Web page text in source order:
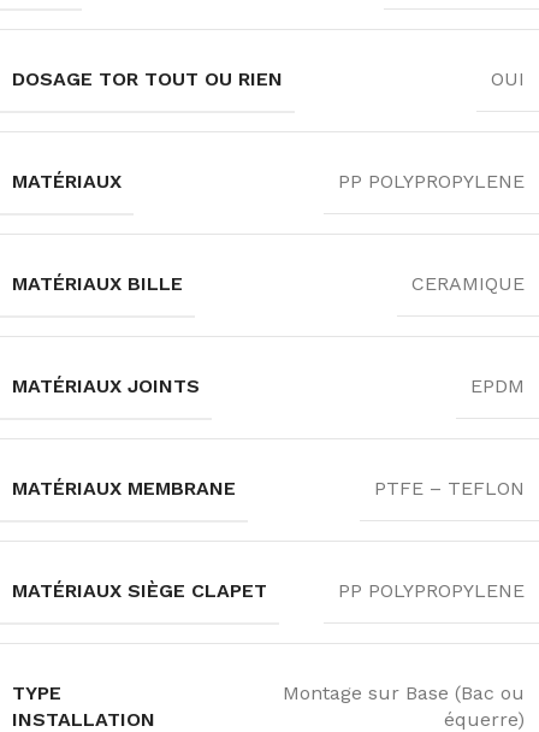
DOSAGE TOR TOUT OU RIEN OUI
MATÉRIAUX PP POLYPROPYLENE
MATÉRIAUX BILLE CERAMIQUE
MATÉRIAUX JOINTS EPDM
MATÉRIAUX MEMBRANE PTFE – TEFLON
MATÉRIAUX SIÈGE CLAPET PP POLYPROPYLENE
TYPE
INSTALLATION
Montage sur Base (Bac ou
équerre)